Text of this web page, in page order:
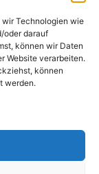
wir Technologien wie
oder darauf
können wir Daten
Website verarbeiten.
können
werden.
vonZimmermanns